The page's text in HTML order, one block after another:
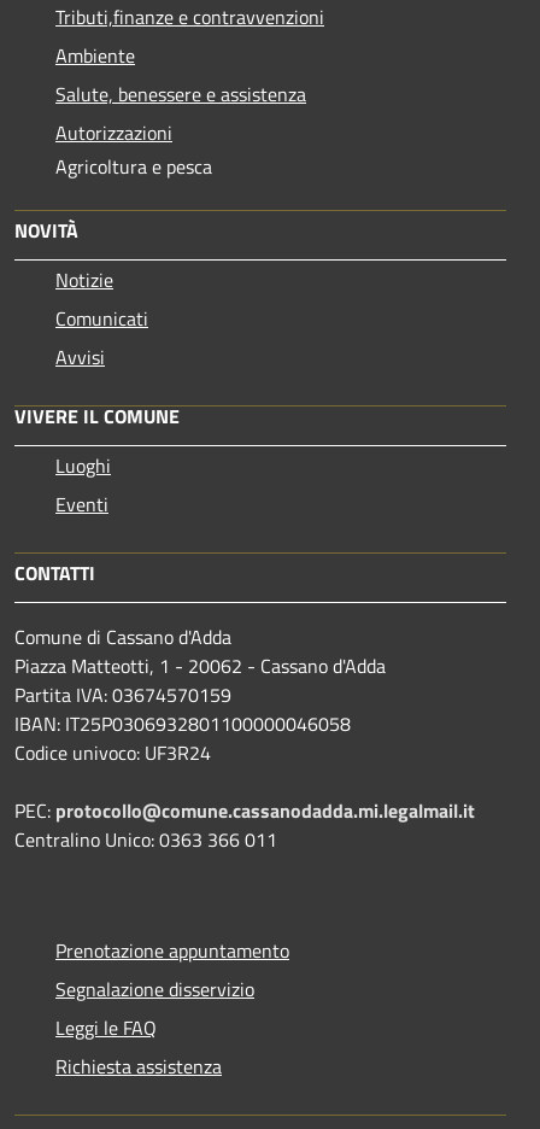
Tributi,finanze e contravvenzioni
Ambiente
Salute, benessere e assistenza
Autorizzazioni
Agricoltura e pesca
NOVITÀ
Notizie
Comunicati
Avvisi
VIVERE IL COMUNE
Luoghi
Eventi
CONTATTI
Comune di Cassano d'Adda
Piazza Matteotti, 1 - 20062 - Cassano d'Adda
Partita IVA: 03674570159
IBAN: IT25P0306932801100000046058
Codice univoco: UF3R24
PEC: protocollo@comune.cassanodadda.mi.legalmail.it
Centralino Unico: 0363 366 011
Prenotazione appuntamento
Segnalazione disservizio
Leggi le FAQ
Richiesta assistenza